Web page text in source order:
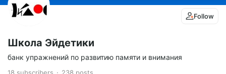
Follow
Школа Эйдетики
банк упражнений по развитию памяти и внимания